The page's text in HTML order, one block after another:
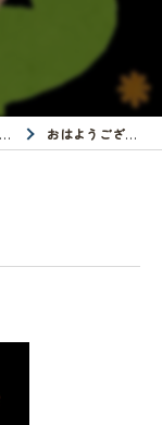
おはようございます。